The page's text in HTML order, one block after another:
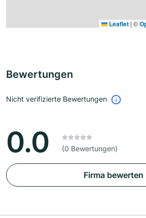
Leaflet | ©
Bewertungen
Nicht verifizierte Bewertungen
0.0 (0 Bewertungen)
Firma bewerten